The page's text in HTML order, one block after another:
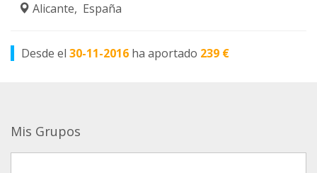
Alicante, España
Desde el 30-11-2016 ha aportado 239 €
Mis Grupos